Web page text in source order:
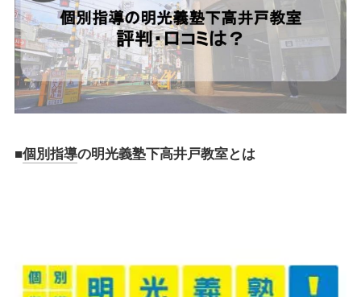
■個別指導の明光義塾下高井戸教室とは